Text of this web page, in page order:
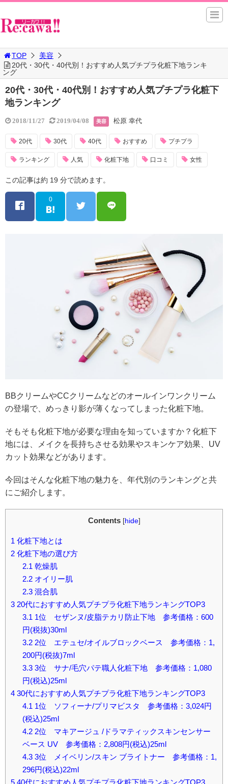
TOP
美容
20代・30代・40代別！おすすめ人気プチプラ化粧下地ランキ
ング
20代・30代・40代別！おすすめ人気プチプラ化粧下
地ランキング
2018/11/27 2019/04/08 美容 松原 幸代
20代 30代 40代 おすすめ プチプラ
ランキング 人気 化粧下地 口コミ 女性
この記事は約 19 分で読めます。
0
BBクリームやCCクリームなどのオールインワンクリーム
の登場で、めっきり影が薄くなってしまった化粧下地。
そもそも化粧下地が必要な理由を知っていますか？ 化粧下
地には、メイクを長持ちさせる効果やスキンケア効果、UV
カット効果などがあります。
今回はそんな化粧下地の魅力を、年代別のランキングと共
にご紹介します。
Contents [hide]
1 化粧下地とは
2 化粧下地の選び方
2.1 乾燥肌
2.2オイリー肌
2.3混合肌
3 20代におすすめ人気プチプラ化粧下地ランキングTOP3
3.1 1位 セザンヌ/皮脂テカリ防止下地 参考価格：600
円(税抜)30ml
3.22位 エテュセ/オイルブロックベース 参考価格：1,
200円(税抜)7ml
3.33位 サナ/毛穴パテ職人化粧下地 参考価格：1,080
円(税込)25ml
4 30代におすすめ人気プチプラ化粧下地ランキングTOP3
4.1 1位 ソフィーナ/プリマビスタ 参考価格：3,024円
(税込)25ml
4.22位 マキアージュ /ドラマティックスキンセンサー
ベース UV 参考価格：2,808円(税込)25ml
4.33位 メイベリン/スキン ブライトナー 参考価格：1,
296円(税込)22ml
5 40代におすすめ人気プチプラ化粧下地ランキングTOP3